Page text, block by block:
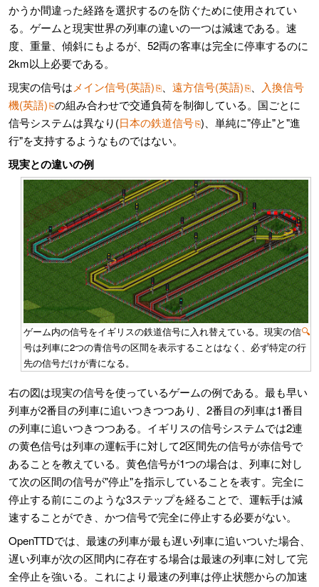
かうか間違った経路を選択するのを防ぐために使用されてい
る。ゲームと現実世界の列車の違いの一つは減速である。速
度、重量、傾斜にもよるが、52両の客車は完全に停車するのに
2km以上必要である。
現実の信号は メイン信号(英語) 遠方信号(英語)
入換信号
機(英語) の組み合わせで交通負荷を制御している。国ごとに
信号システムは異なり(日本の鉄道信号 )、単純に"停止"と"進
行"を支持するようなものではない。
現実との違いの例
🔍
ゲーム内の信号をイギリスの鉄道信号に入れ替えている。現実の信
号は列車に2つの青信号の区間を表示することはなく、必ず特定の行
先の信号だけが青になる。
右の図は現実の信号を使っているゲームの例である。最も早い
列車が2番目の列車に追いつきつつあり、2番目の列車は1番目
の列車に追いつきつつある。イギリスの信号システムでは2連
の黄色信号は列車の運転手に対して2区間先の信号が赤信号で
あることを教えている。黄色信号が1つの場合は、列車に対し
て次の区間の信号が"停止"を指示していることを表す。完全に
停止する前にこのような3ステップを経ることで、運転手は減
速することができ、かつ信号で完全に停止する必要がない。
OpenTTDでは、最速の列車が最も遅い列車に追いついた場合、
遅い列車が次の区間内に存在する場合は最速の列車に対して完
全停止を強いる。これにより最速の列車は停止状態からの加速